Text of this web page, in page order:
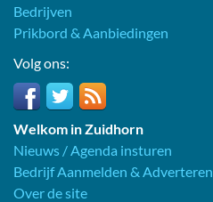
Bedrijven
Prikbord & Aanbiedingen
Volg ons:
Welkom in Zuidhorn
Nieuws / Agenda insturen
Bedrijf Aanmelden & Adverteren
Over de site